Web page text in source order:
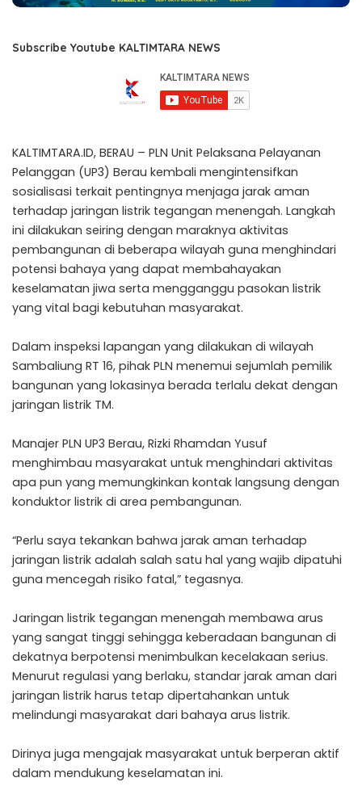
Subscribe Youtube KALTIMTARA NEWS
KALTIMTARA.ID, BERAU – PLN Unit Pelaksana Pelayanan
Pelanggan (UP3) Berau kembali mengintensifkan
sosialisasi terkait pentingnya menjaga jarak aman
terhadap jaringan listrik tegangan menengah. Langkah
ini dilakukan seiring dengan maraknya aktivitas
pembangunan di beberapa wilayah guna menghindari
potensi bahaya yang dapat membahayakan
keselamatan jiwa serta mengganggu pasokan listrik
yang vital bagi kebutuhan masyarakat.
Dalam inspeksi lapangan yang dilakukan di wilayah
Sambaliung RT 16, pihak PLN menemui sejumlah pemilik
bangunan yang lokasinya berada terlalu dekat dengan
jaringan listrik TM.
Manajer PLN UP3 Berau, Rizki Rhamdan Yusuf
menghimbau masyarakat untuk menghindari aktivitas
apa pun yang memungkinkan kontak langsung dengan
konduktor listrik di area pembangunan.
“Perlu saya tekankan bahwa jarak aman terhadap
jaringan listrik adalah salah satu hal yang wajib dipatuhi
guna mencegah risiko fatal,” tegasnya.
Jaringan listrik tegangan menengah membawa arus
yang sangat tinggi sehingga keberadaan bangunan di
dekatnya berpotensi menimbulkan kecelakaan serius.
Menurut regulasi yang berlaku, standar jarak aman dari
jaringan listrik harus tetap dipertahankan untuk
melindungi masyarakat dari bahaya arus listrik.
Dirinya juga mengajak masyarakat untuk berperan aktif
dalam mendukung keselamatan ini.